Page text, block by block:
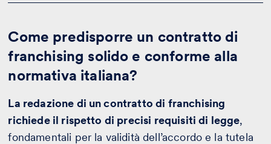
Come predisporre un contratto di
franchising solido e conforme alla
normativa italiana?
La redazione di un contratto di franchising
richiede il rispetto di precisi requisiti di legge,
fondamentali per la validità dell’accordo e la tutela